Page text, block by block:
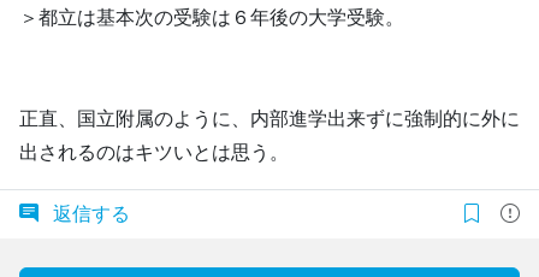
＞都立は基本次の受験は６年後の大学受験。
正直、国立附属のように、内部進学出来ずに強制的に外に
出されるのはキツいとは思う。
返信する